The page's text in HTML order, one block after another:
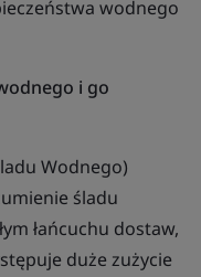
wodnego
i go
Wodnego)
śladu
łańcuchu dostaw,
duże zużycie